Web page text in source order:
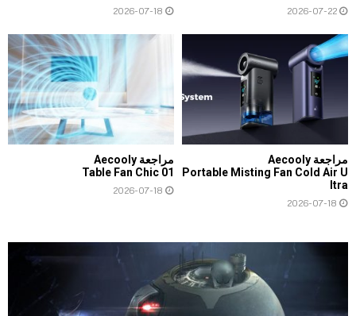
2026-07-22
2026-07-18
مراجعة Aecooly
Portable Misting Fan Cold Air U
ltra
2026-07-18
مراجعة Aecooly
Table Fan Chic 01
2026-07-18